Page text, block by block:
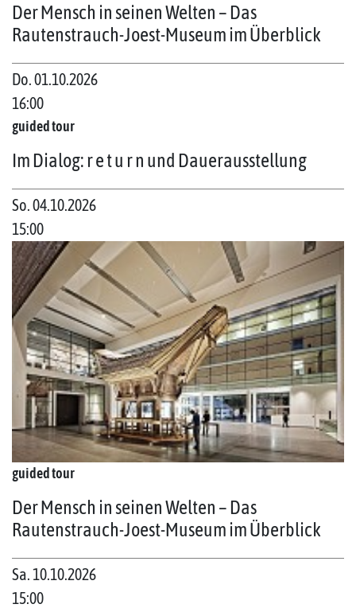
Der Mensch in seinen Welten – Das
Rautenstrauch-Joest-Museum im Überblick
Do. 01.10.2026
16:00
guided tour
Im Dialog: r e t u r n und Dauerausstellung
So. 04.10.2026
15:00
guided tour
Der Mensch in seinen Welten – Das
Rautenstrauch-Joest-Museum im Überblick
Sa. 10.10.2026
15:00